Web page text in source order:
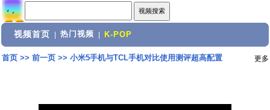
视频首页 热门视频 K-POP
首页>> 前一页>> 小米5手机与TCL手机对比使用测评超高配置 更多